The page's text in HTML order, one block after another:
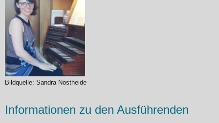
Bildquelle: Sandra Nostheide
Informationen zu den Ausführenden